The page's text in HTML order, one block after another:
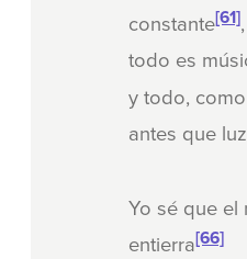
constante[61],
todo es
y todo,
antes que
Yo sé que el
entierra[66]